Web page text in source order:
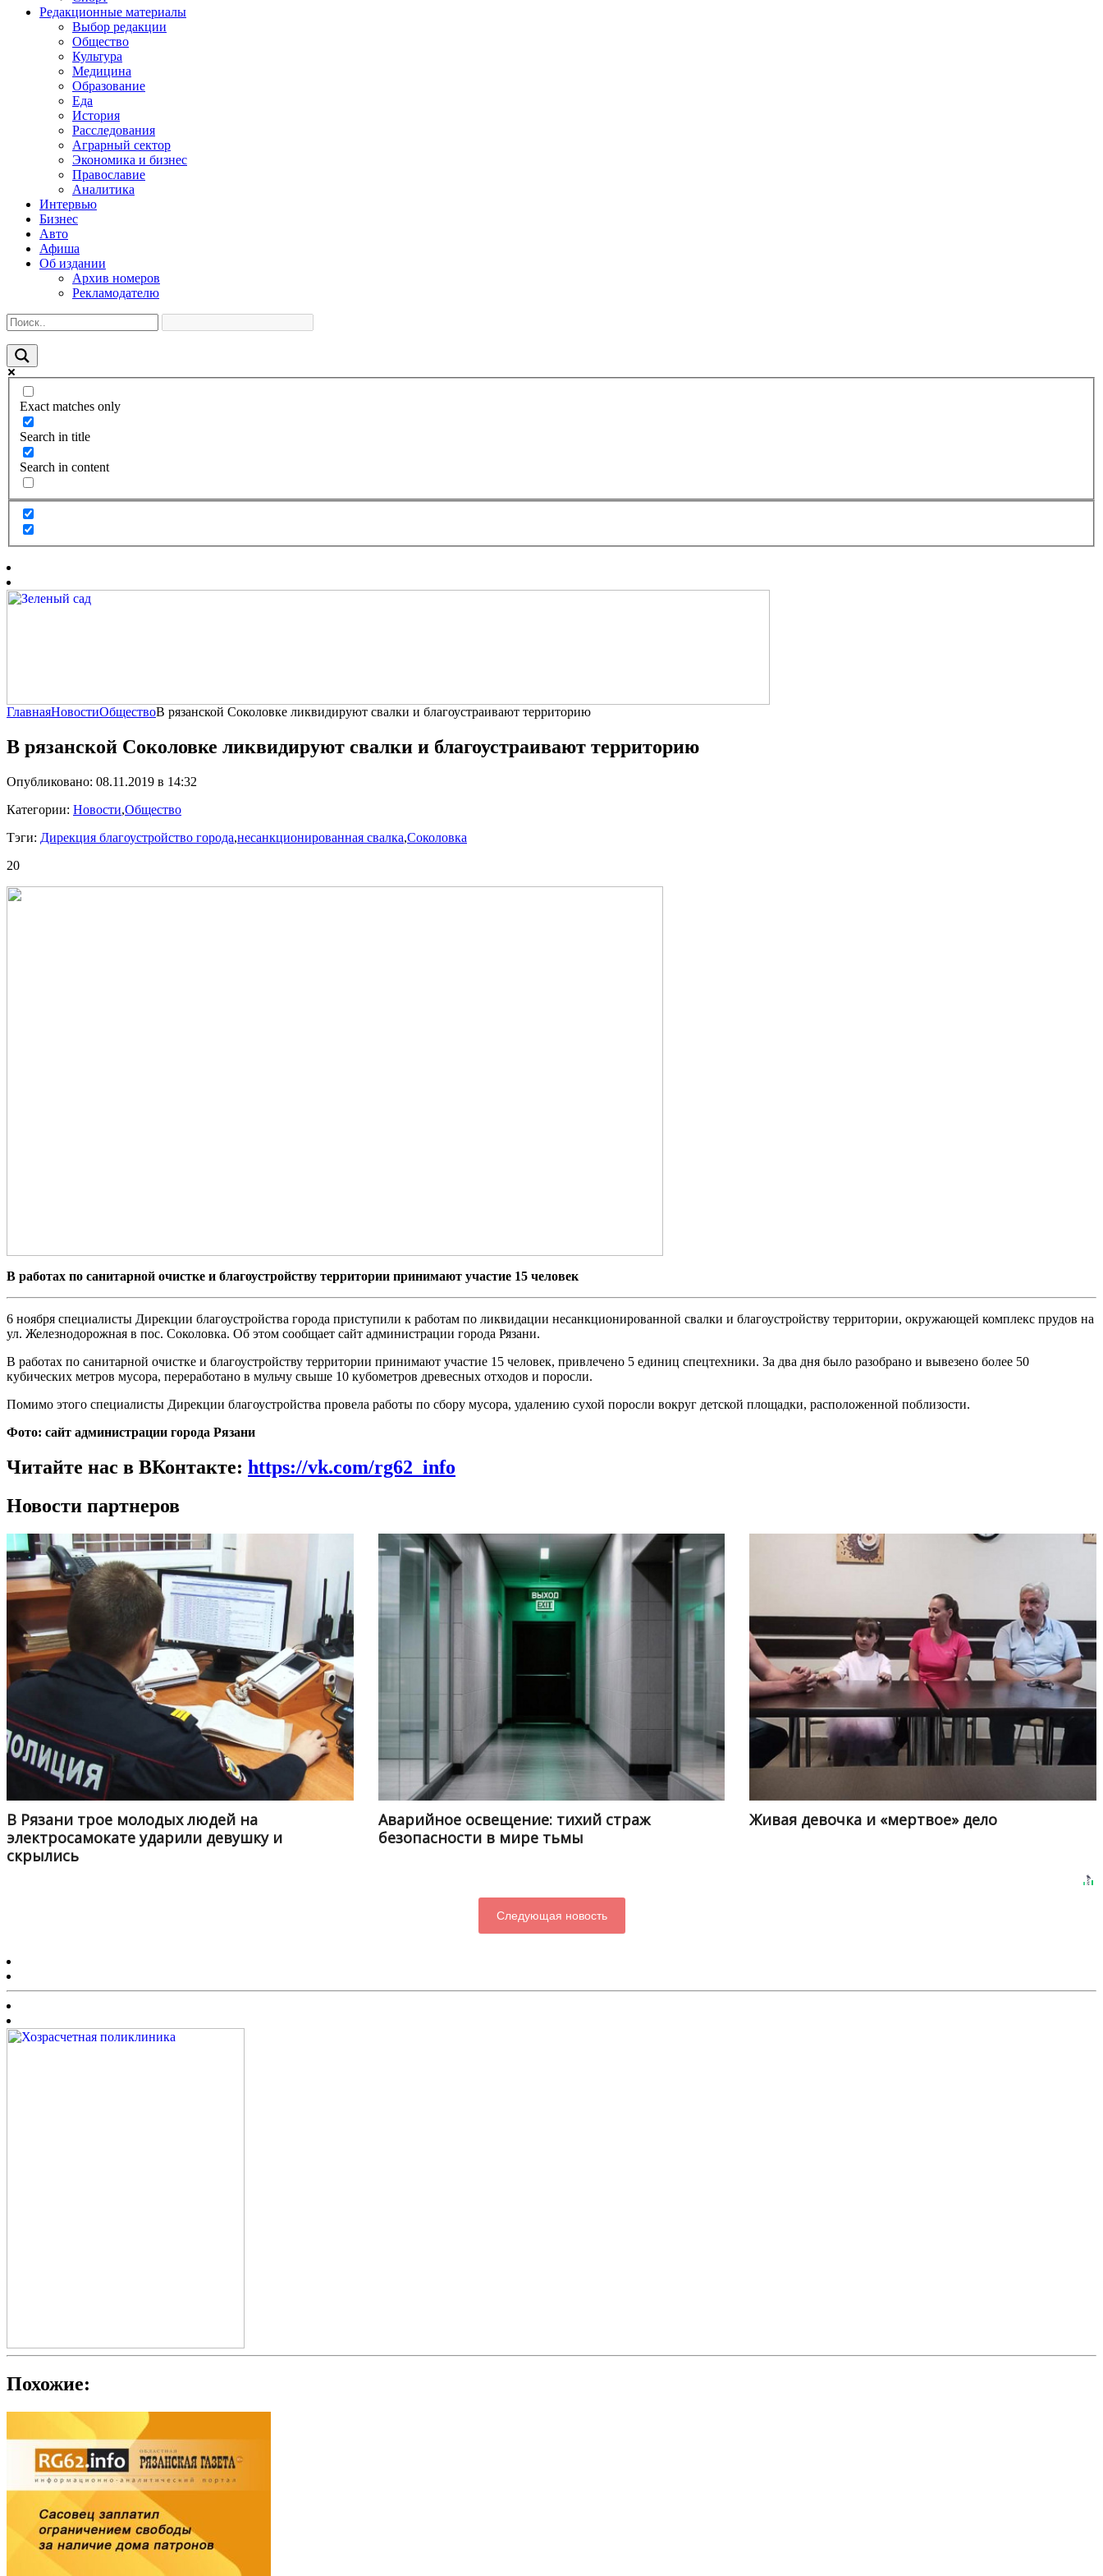
Редакционные материалы
Выбор редакции
Общество
Культура
Медицина
Образование
Еда
История
Расследования
Аграрный сектор
Экономика и бизнес
Православие
Аналитика
Интервью
Бизнес
Авто
Афиша
Об издании
Архив номеров
Рекламодателю
Exact matches only
Search in title
Search in content
ГлавнаяНовостиОбществоВ рязанской Соколовке ликвидируют свалки и благоустраивают территорию
В рязанской Соколовке ликвидируют свалки и благоустраивают территорию
Опубликовано: 08.11.2019 в 14:32
Категории: Новости,Общество
Тэги: Дирекция благоустройство города,несанкционированная свалка,Соколовка
20
В работах по санитарной очистке и благоустройству территории принимают участие 15 человек
6 ноября специалисты Дирекции благоустройства города приступили к работам по ликвидации несанкционированной свалки и благоустройству территории, окружающей комплекс прудов на
ул. Железнодорожная в пос. Соколовка. Об этом сообщает сайт администрации города Рязани.
В работах по санитарной очистке и благоустройству территории принимают участие 15 человек, привлечено 5 единиц спецтехники. За два дня было разобрано и вывезено более 50
кубических метров мусора, переработано в мульчу свыше 10 кубометров древесных отходов и поросли.
Помимо этого специалисты Дирекции благоустройства провела работы по сбору мусора, удалению сухой поросли вокруг детской площадки, расположенной поблизости.
Фото: сайт администрации города Рязани
Читайте нас в ВКонтакте: https://vk.com/rg62_info
Новости партнеров
В Рязани трое молодых людей на
электросамокате ударили девушку и
скрылись
Аварийное освещение: тихий страж
безопасности в мире тьмы
Живая девочка и «мертвое» дело
Следующая новость
Похожие: